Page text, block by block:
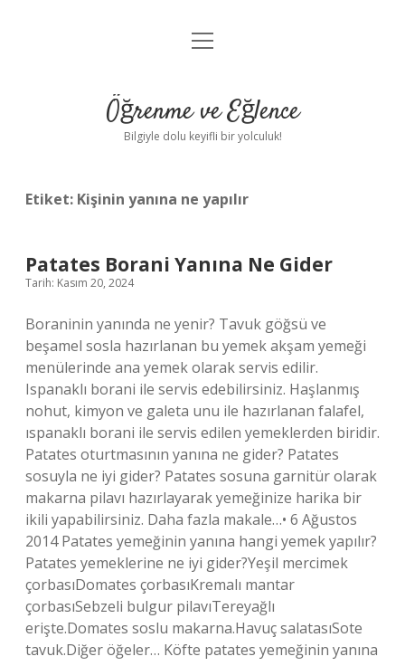
Anasayfa
Yasal Uyarı
menüyü
Öğrenme ve Eğlence
Bilgiyle dolu keyifli bir yolculuk!
Etiket: Kişinin yanına ne yapılır
Patates Borani Yanına Ne Gider
Tarih: Kasım 20, 2024
Boraninin yanında ne yenir? Tavuk göğsü ve
beşamel sosla hazırlanan bu yemek akşam yemeği
menülerinde ana yemek olarak servis edilir.
Ispanaklı borani ile servis edebilirsiniz. Haşlanmış
nohut, kimyon ve galeta unu ile hazırlanan falafel,
ıspanaklı borani ile servis edilen yemeklerden biridir.
Patates oturtmasının yanına ne gider? Patates
sosuyla ne iyi gider? Patates sosuna garnitür olarak
makarna pilavı hazırlayarak yemeğinize harika bir
ikili yapabilirsiniz. Daha fazla makale…• 6 Ağustos
2014 Patates yemeğinin yanına hangi yemek yapılır?
Patates yemeklerine ne iyi gider?Yeşil mercimek
çorbasıDomates çorbasıKremalı mantar
çorbasıSebzeli bulgur pilavıTereyağlı
erişte.Domates soslu makarna.Havuç salatasıSote
tavuk.Diğer öğeler… Köfte patates yemeğinin yanına